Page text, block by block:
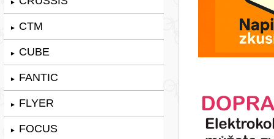
►
► CTM
► CUBE
► FANTIC
► FLYER
► FOCUS